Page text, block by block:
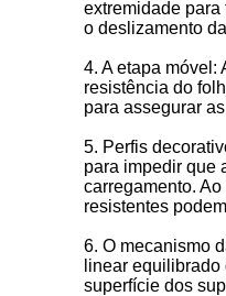
extremidade
o deslizamento
4. A etapa móvel:
resistência do
para assegurar
5. Perfis
para impedir que
carregamento.
resistentes
6. O mecanismo
linear
superfície dos